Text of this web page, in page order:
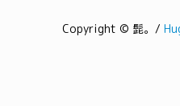
Copyright © 髭。/